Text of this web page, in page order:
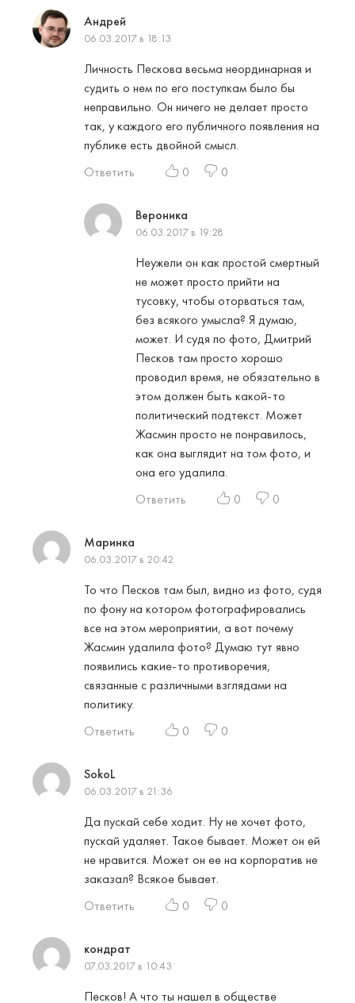
Андрей
06.03.2017 в 18:13
Личность Пескова весьма неординарная и
судить о нем по его поступкам было бы
неправильно. Он ничего не делает просто
так, у каждого его публичного появления на
публике есть двойной смысл.
Ответить
0 0
Вероника
06.03.2017 в 19:28
Неужели он как простой смертный
не может просто прийти на
тусовку, чтобы оторваться там,
без всякого умысла? Я думаю,
может. И судя по фото, Дмитрий
Песков там просто хорошо
проводил время, не обязательно в
этом должен быть какой-то
политический подтекст. Может
Жасмин просто не понравилось,
как она выглядит на том фото, и
она его удалила.
Ответить
0 0
Маринка
06.03.2017 в 20:42
То что Песков там был, видно из фото, судя
по фону на котором фотографировались
все на этом мероприятии, а вот почему
Жасмин удалила фото? Думаю тут явно
появились какие-то противоречия,
связанные с различными взглядами на
политику.
Ответить
0 0
SokoL
06.03.2017 в 21:36
Да пускай себе ходит. Ну не хочет фото,
пускай удаляет. Такое бывает. Может он ей
не нравится. Может он ее на корпоратив не
заказал? Всякое бывает.
Ответить
0 0
кондрат
07.03.2017 в 10:43
Песков! А что ты нашел в обществе